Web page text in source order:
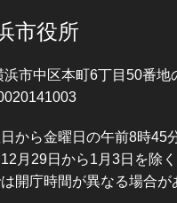
市役所
浜市中区本町6丁目50番地
から金曜日の午前8時45
月29日から1月3日を除く
開庁時間が異なる場合が